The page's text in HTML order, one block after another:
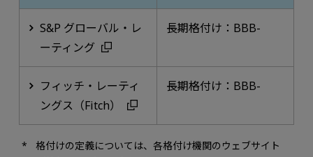
S&P グローバル・レ
ーティング
長期格付け：BBB-
フィッチ・レーティ
ングス（Fitch）
長期格付け：BBB-
格付けの定義については、各格付け機関のウェブサイト